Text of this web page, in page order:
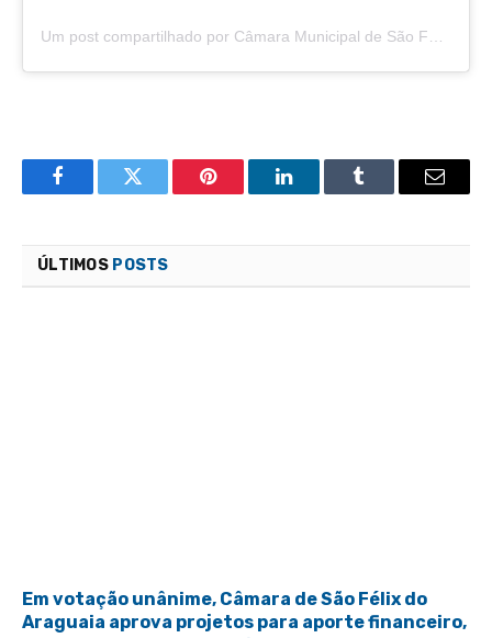
Um post compartilhado por Câmara Municipal de São Félix do Araguaia (@camarasaofelixdoaraguaia)
FacebookTwitter Pinterest LinkedInTumblr Email
ÚLTIMOS POSTS
Em votação unânime, Câmara de São Félix do
Araguaia aprova projetos para aporte financeiro,